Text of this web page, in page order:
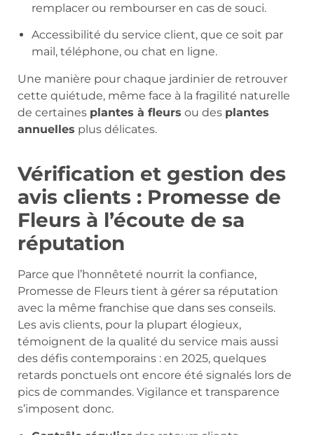
remplacer ou rembourser en cas de souci.
Accessibilité du service client, que ce soit par
mail, téléphone, ou chat en ligne.
Une manière pour chaque jardinier de retrouver
cette quiétude, même face à la fragilité naturelle
de certaines plantes à fleurs ou des plantes
annuelles plus délicates.
Vérification et gestion des
avis clients : Promesse de
Fleurs à l’écoute de sa
réputation
Parce que l’honnêteté nourrit la confiance,
Promesse de Fleurs tient à gérer sa réputation
avec la même franchise que dans ses conseils.
Les avis clients, pour la plupart élogieux,
témoignent de la qualité du service mais aussi
des défis contemporains : en 2025, quelques
retards ponctuels ont encore été signalés lors de
pics de commandes. Vigilance et transparence
s’imposent donc.